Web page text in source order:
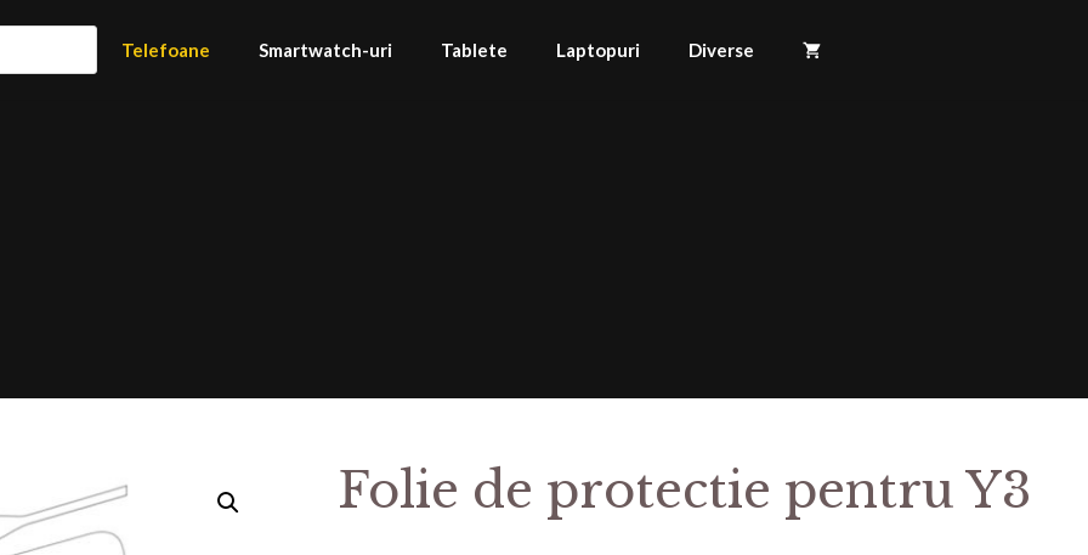
Telefoane Smartwatch-uri Tablete Laptopuri Diverse
Folie de protectie pentru Y3